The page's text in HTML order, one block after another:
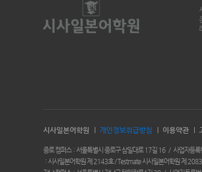
시사일본어학원 개인정보취급방침 이용약관
종로 캠퍼스 서울특별시 종로구 삼일대로 17길 16 사업자등록
시사일본어학원 제 2143호 / Testmate 시사일본어학원 제